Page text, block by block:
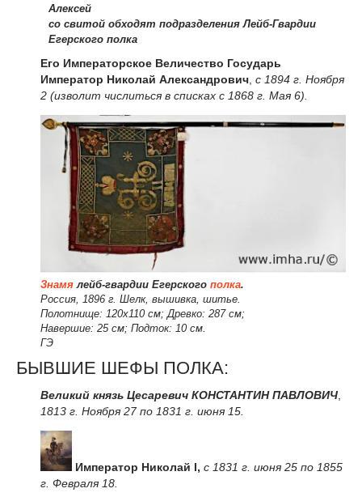
Алексей
со свитой обходят подразделения Лейб-Гвардии
Егерского полка
Его Императорское Величество Государь
Император Николай Александрович с 1894 г. Ноября
2 (изволит числиться в списках с 1868 г. Мая 6).
Знамя лейб-гвардии Егерского полка.
Россия, 1896 г. Шелк, вышивка, шитье.
Полотнище: 120х110 см; Древко: 287 см;
Навершие: 25 см; Подток: 10 см.
ГЭ
БЫВШИЕ ШЕФЫ ПОЛКА:
Великий князь Цесаревич КОНСТАНТИН ПАВЛОВИЧ
1813 г. Ноября 27 по 1831 г. июня 15.
Император Николай I, с 1831 г. июня 25 по 1855
г. Февраля 18.